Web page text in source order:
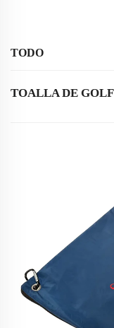
TODO
TOALLA DE GOLF